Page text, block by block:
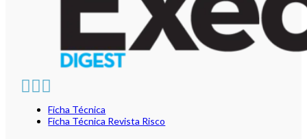
Ficha Técnica
Ficha Técnica Revista Risco